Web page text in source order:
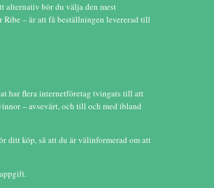
alternativ bör du välja den mest
Ribe – är att få beställningen levererad till
har flera internetföretag tvingats till att
– avsevärt, och till och med ibland
ditt köp, så att du är välinformerad om att